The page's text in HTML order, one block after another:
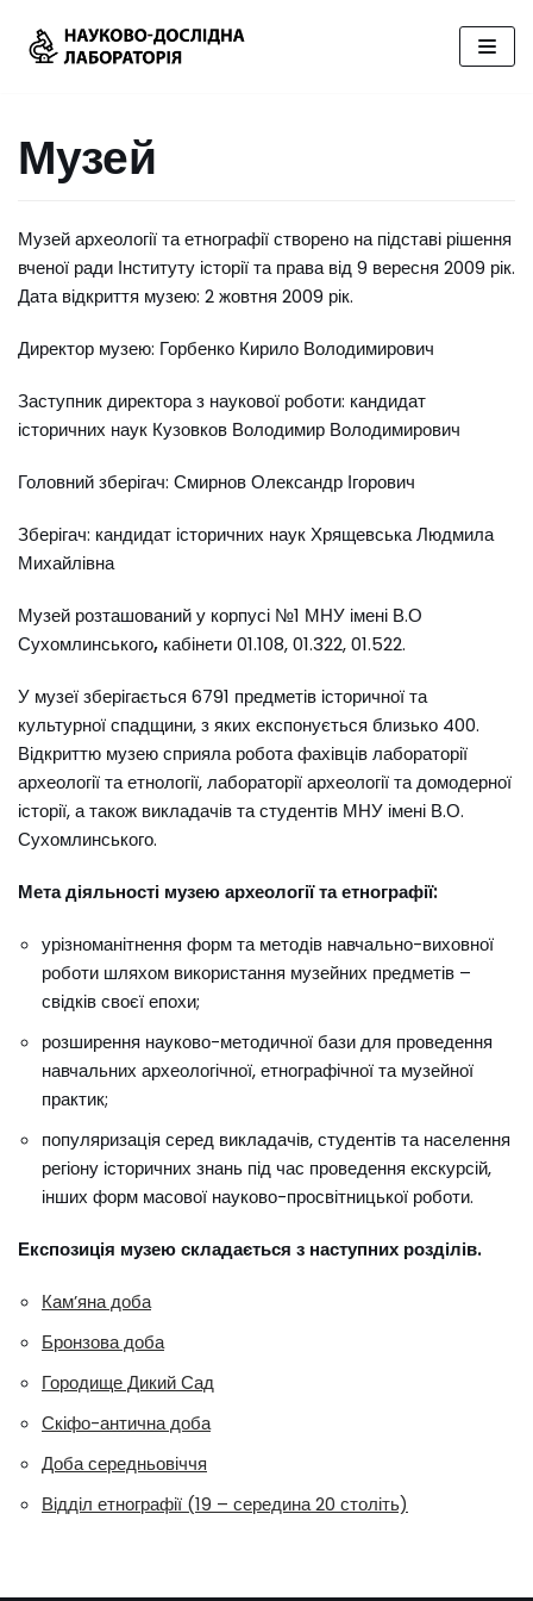
Перейти
Музей
Музей археології та етнографії створено на підставі рішення
вченої ради Інституту історії та права від 9 вересня 2009 рік.
Дата відкриття музею: 2 жовтня 2009 рік.
Директор музею: Горбенко Кирило Володимирович
Заступник директора з наукової роботи: кандидат
історичних наук Кузовков Володимир Володимирович
Головний зберігач: Смирнов Олександр Ігорович
Зберігач: кандидат історичних наук Хрящевська Людмила
Михайлівна
Музей розташований у корпусі №1 МНУ імені В.О
Сухомлинського, кабінети 01.108, 01.322, 01.522.
У музеї зберігається 6791 предметів історичної та
культурної спадщини, з яких експонується близько 400.
Відкриттю музею сприяла робота фахівців лабораторії
археології та етнології, лабораторії археології та домодерної
історії, а також викладачів та студентів МНУ імені В.О.
Сухомлинського.
Мета діяльності музею археології та етнографії:
урізноманітнення форм та методів навчально-виховної
роботи шляхом використання музейних предметів –
свідків своєї епохи;
розширення науково-методичної бази для проведення
навчальних археологічної, етнографічної та музейної
практик;
популяризація серед викладачів, студентів та населення
регіону історичних знань під час проведення екскурсій,
інших форм масової науково-просвітницької роботи.
Експозиція музею складається з наступних розділів.
Кам’яна доба
Бронзова доба
Городище Дикий Сад
Скіфо-антична доба
Доба середньовіччя
Відділ етнографії (19 – середина 20 століть)